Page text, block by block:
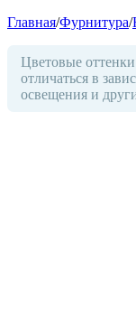
Главная/Фурнитура/
Цветовые
отличаться в
освещения и